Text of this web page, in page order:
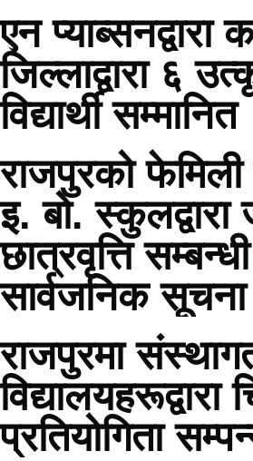
एन प्याब्सनद्वारा
जिल्लाद्वारा ६
विद्यार्थी सम्मानित
राजपुरको फेमिली
इ. बो. स्कुलद्वारा
छात्रवृत्ति सम्बन्धी
सार्वजनिक
राजपुरमा
प्रतियोगिता